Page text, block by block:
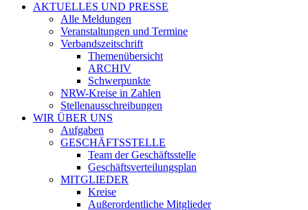
AKTUELLES UND PRESSE
Alle Meldungen
Veranstaltungen und Termine
Verbandszeitschrift
Themenübersicht
ARCHIV
Schwerpunkte
NRW-Kreise in Zahlen
Stellenausschreibungen
WIR ÜBER UNS
Aufgaben
GESCHÄFTSSTELLE
Team der Geschäftsstelle
Geschäftsverteilungsplan
MITGLIEDER
Kreise
Außerordentliche Mitglieder